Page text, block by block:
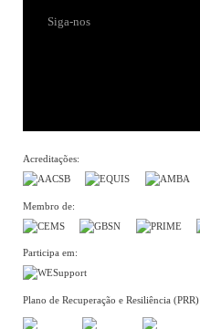
Siga-nos
Acreditações:
Membro de:
Participa em:
Plano de Recuperação e Resiliência (PRR)